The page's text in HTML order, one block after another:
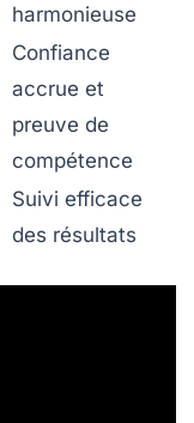
harmonieuse
Confiance
accrue et
preuve de
compétence
Suivi efficace
des résultats